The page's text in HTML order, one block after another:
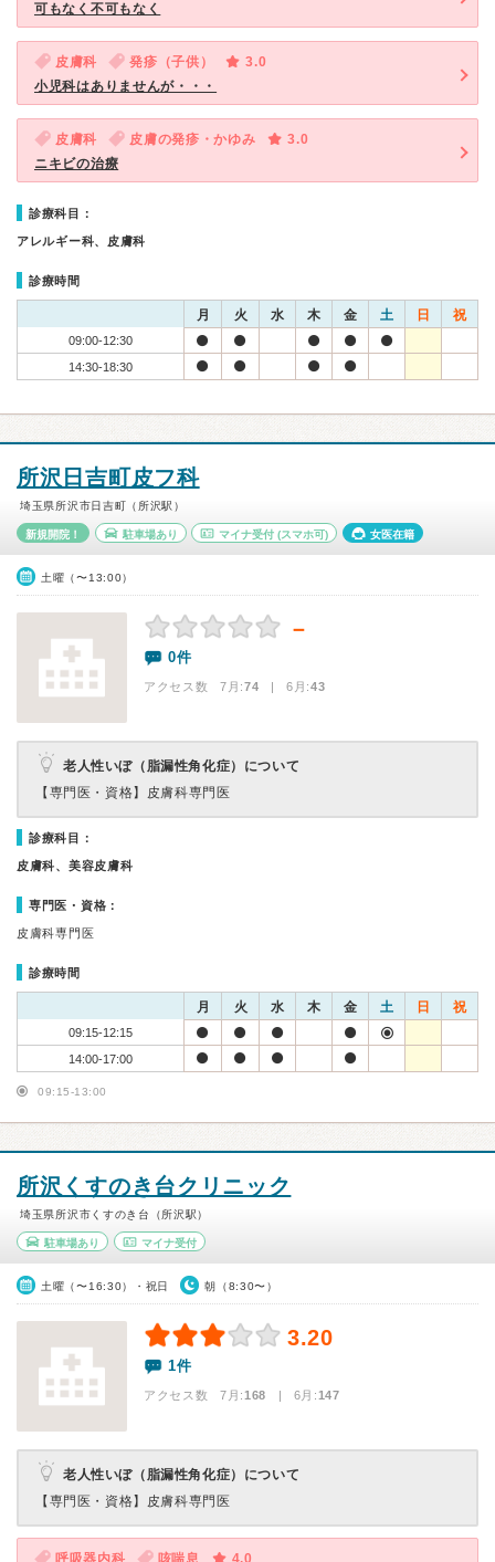
可もなく不可もなく
皮膚科 発疹（子供）
3.0
小児科はありませんが・・・
皮膚科 皮膚の発疹・かゆみ
3.0
ニキビの治療
診療科目：
アレルギー科、皮膚科
診療時間
月 火 水 木 金 土 日 祝
09:00-12:30
14:30-18:30
所沢日吉町皮フ科
埼玉県所沢市日吉町（所沢駅）
新規開院！ 駐車場あり マイナ受付 (スマホ可) 女医在籍
土曜（〜13:00）
－
0件
アクセス数 7月:74 | 6月:43
老人性いぼ（脂漏性角化症）について
【専門医・資格】 皮膚科専門医
診療科目：
皮膚科、美容皮膚科
専門医・資格：
皮膚科専門医
診療時間
月 火 水 木 金 土 日 祝
09:15-12:15
14:00-17:00
09:15-13:00
所沢くすのき台クリニック
埼玉県所沢市くすのき台（所沢駅）
駐車場あり マイナ受付
土曜（〜16:30）・祝日 朝（8:30〜）
3.20
1件
アクセス数 7月:168 | 6月:147
老人性いぼ（脂漏性角化症）について
【専門医・資格】 皮膚科専門医
呼吸器内科 咳喘息 4.0